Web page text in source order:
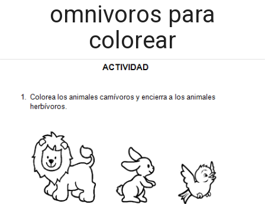
omnivoros para
colorear